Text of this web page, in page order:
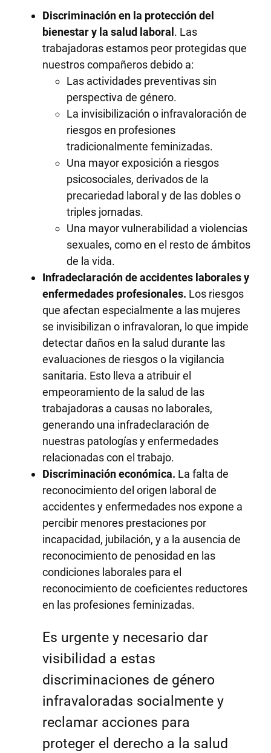
Discriminación en la protección del
bienestar y la salud laboral . Las
trabajadoras estamos peor protegidas que
nuestros compañeros debido a:
Las actividades preventivas sin
perspectiva de género.
La invisibilización o infravaloración de
riesgos en profesiones
tradicionalmente feminizadas.
Una mayor exposición a riesgos
psicosociales, derivados de la
precariedad laboral y de las dobles o
triples jornadas.
Una mayor vulnerabilidad a violencias
sexuales, como en el resto de ámbitos
de la vida.
Infradeclaración de accidentes laborales y
enfermedades profesionales. Los riesgos
que afectan especialmente a las mujeres
se invisibilizan o infravaloran, lo que impide
detectar daños en la salud durante las
evaluaciones de riesgos o la vigilancia
sanitaria. Esto lleva a atribuir el
empeoramiento de la salud de las
trabajadoras a causas no laborales,
generando una infradeclaración de
nuestras patologías y enfermedades
relacionadas con el trabajo.
Discriminación económica. La falta de
reconocimiento del origen laboral de
accidentes y enfermedades nos expone a
percibir menores prestaciones por
incapacidad, jubilación, y a la ausencia de
reconocimiento de penosidad en las
condiciones laborales para el
reconocimiento de coeficientes reductores
en las profesiones feminizadas.
Es urgente y necesario dar
visibilidad a estas
discriminaciones de género
infravaloradas socialmente y
reclamar acciones para
proteger el derecho a la salud